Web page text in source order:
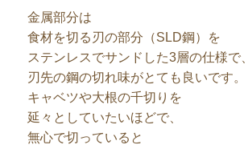
金属部分は
食材を切る刃の部分（SLD鋼）を
ステンレスでサンドした3層の仕様で、
刃先の鋼の切れ味がとても良いです。
キャベツや大根の千切りを
延々としていたいほどで、
無心で切っていると